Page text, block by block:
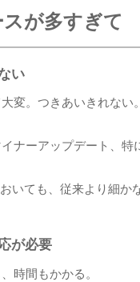
が多すぎて
い
変。つきあいきれない
ナーアップデート、特
いても、従来より細か
が必要
時間もかかる。